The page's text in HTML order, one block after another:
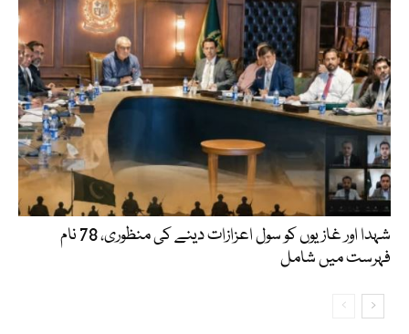
شہدا اور غازیوں کو سول اعزازات دینے کی منظوری، 78 نام
فہرست میں شامل